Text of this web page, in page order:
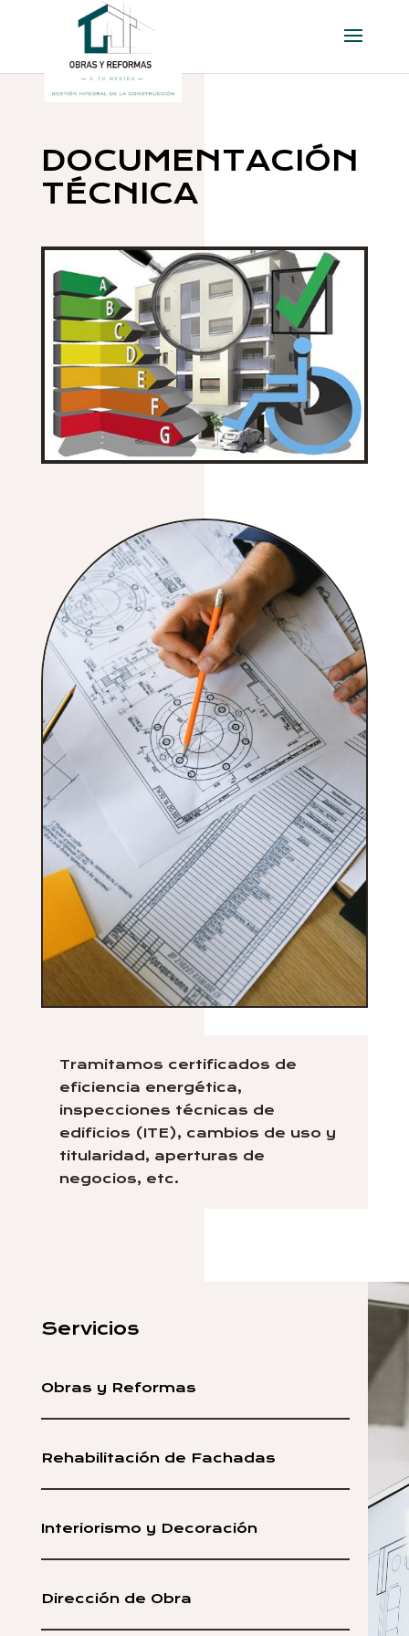
DOCUMENTACIÓN
TÉCNICA
Tramitamos certificados de
eficiencia energética,
inspecciones técnicas de
edificios (ITE), cambios de uso y
titularidad, aperturas de
negocios, etc.
Servicios
Obras y Reformas
Rehabilitación de Fachadas
Interiorismo y Decoración
Dirección de Obra